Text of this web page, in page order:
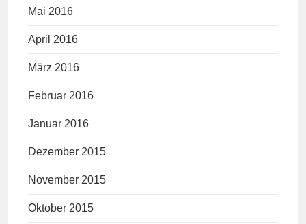
Mai 2016
April 2016
März 2016
Februar 2016
Januar 2016
Dezember 2015
November 2015
Oktober 2015